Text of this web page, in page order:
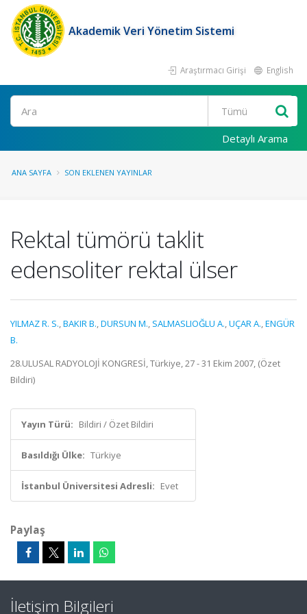
Akademik Veri Yönetim Sistemi
Araştırmacı Girişi English
Ara
Detaylı Arama
ANA SAYFA SON EKLENEN YAYINLAR
Rektal tümörü taklit
edensoliter rektal ülser
YILMAZ R. S.,BAKIR B.,DURSUN M., SALMASLIOĞLU A.,UÇAR A.,ENGÜR
B.
28.ULUSAL RADYOLOJİ KONGRESİ, Türkiye, 27 - 31 Ekim 2007, (Özet
Bildiri)
Yayın Türü: Bildiri / Özet Bildiri
Basıldığı Ülke: Türkiye
İstanbul Üniversitesi Adresli: Evet
Paylaş
İletişim Bilgileri